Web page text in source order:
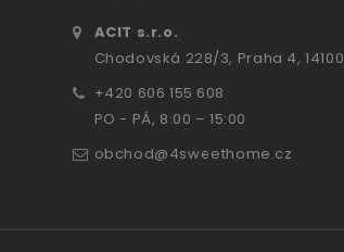
ACIT s.r.o.
Chodovská 228/3, Praha 4, 14100
+420 606 155 608
PO - PÁ, 8:00 – 15:00
obchod@4sweethome.cz